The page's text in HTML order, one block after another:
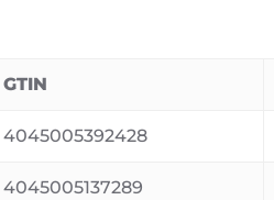
GTIN
4045005392428
4045005137289